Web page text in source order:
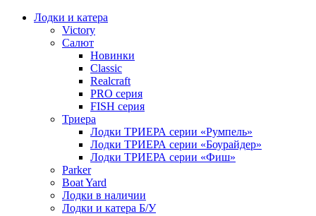
Лодки и катера
Victory
Салют
Новинки
Classic
Realcraft
PRO серия
FISH серия
Триера
Лодки ТРИЕРА серии «Румпель»
Лодки ТРИЕРА серии «Боурайдер»
Лодки ТРИЕРА серии «Фиш»
Parker
Boat Yard
Лодки в наличии
Лодки и катера Б/У